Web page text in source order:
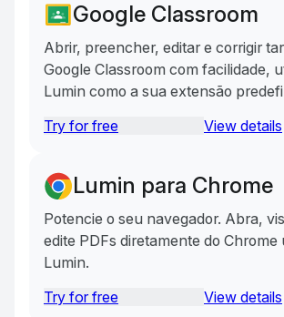
Google Classroom
Abrir, preencher, editar e corrigir
Google Classroom com facilidade,
Lumin como a sua extensão
Try for free
View details
Lumin para Chrome
Potencie o seu navegador. Abra,
edite PDFs diretamente do Chrome
Lumin.
Try for free
View details